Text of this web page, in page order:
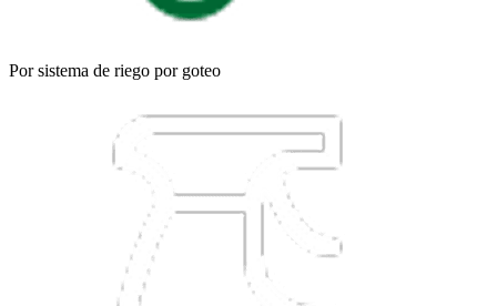
Por sistema de riego por goteo